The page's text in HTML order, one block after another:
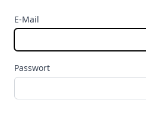
E-Mail
Passwort